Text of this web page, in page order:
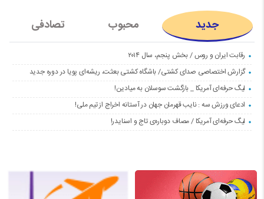
جدید محبوب تصادفی
رقابت ایران و روس / بخش پنجم، سال ۲۰۱۴
گزارش اختصاصی صدای کشتی/ باشگاه کشتی بعثت، ریشه‌ای پویا در دوره جدید
لیگ حرفه‌ای آمریکا _ بازگشت سوسلان به میادین!
ادعای ورزش سه : نایب قهرمان جهان در آستانه اخراج از تیم ملی!
لیگ حرفه‌ای آمریکا / مصاف دوباره‌ی تاج و اسنایدر!